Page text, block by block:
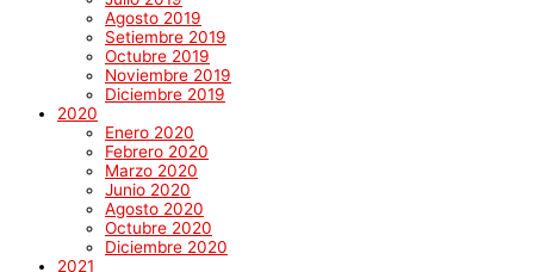
Agosto 2019
Setiembre 2019
Octubre 2019
Noviembre 2019
Diciembre 2019
2020
Enero 2020
Febrero 2020
Marzo 2020
Junio 2020
Agosto 2020
Octubre 2020
Diciembre 2020
2021